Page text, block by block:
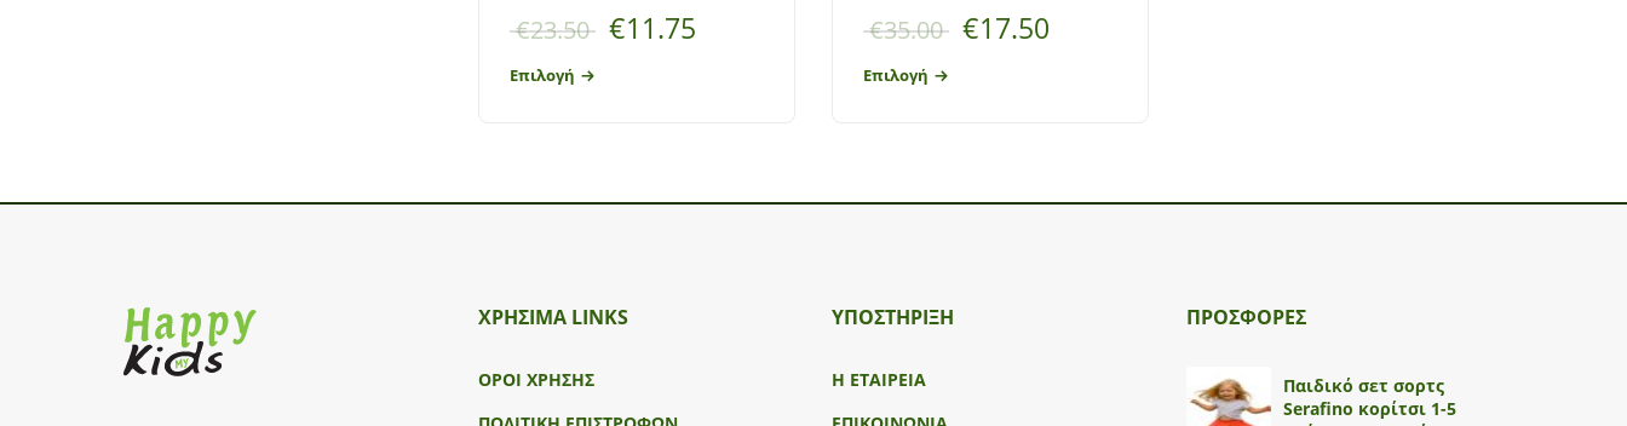
€23.50 €11.75
Επιλογή
€35.00 €17.50
Επιλογή
ΧΡΗΣΙΜΑ LINKS
ΟΡΟΙ ΧΡΗΣΗΣ
ΥΠΟΣΤΉΡΙΞΗ
Η ΕΤΑΙΡΕΙΑ
ΠΡΟΣΦΟΡΕΣ
Παιδικό σετ σορτς
Serafino κορίτσι 1-5